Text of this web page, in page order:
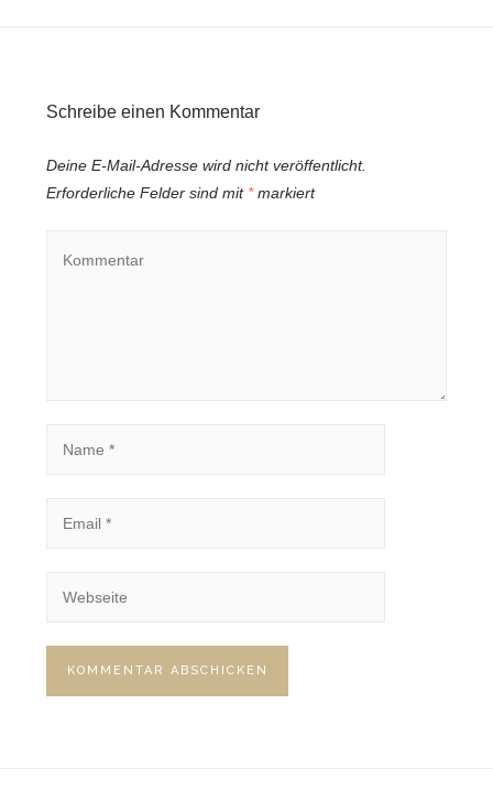
Schreibe einen Kommentar
Deine E-Mail-Adresse wird nicht veröffentlicht.
Erforderliche Felder sind mit *markiert